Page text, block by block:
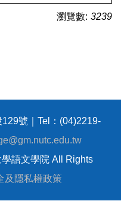
瀏覽數: 3239
號｜Tel：(04)2219-
語文學院 All Rights
及隱私權政策